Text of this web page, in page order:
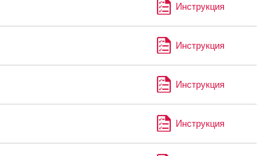
Инструкция
Инструкция
Инструкция
Инструкция